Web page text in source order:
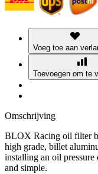
Voeg toe aan
Toevoegen om te
Omschrijving
BLOX Racing oil filter
high grade, billet
installing an oil
and simple.